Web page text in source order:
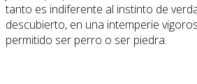
tanto es indiferente al instinto de
descubierto, en una intemperie
permitido ser perro o ser piedra.